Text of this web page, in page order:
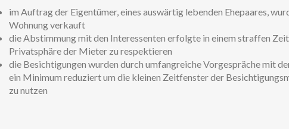
im Auftrag der Eigentümer, eines auswärtig lebenden Ehepaares,
Wohnung verkauft
die Abstimmung mit den Interessenten erfolgte in einem straffen
Privatsphäre der Mieter zu respektieren
die Besichtigungen wurden durch umfangreiche Vorgespräche mit
ein Minimum reduziert um die kleinen Zeitfenster der
zu nutzen